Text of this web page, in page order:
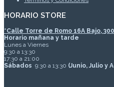
HORARIO STORE
*Calle Torre de Romo 16A Bajo,
Horario mañana y tarde
Lunes a Viernes
9:30 a 13:30
17:30 a 21:00
Sábados 9:30 a 13:30 (Junio, Julio y